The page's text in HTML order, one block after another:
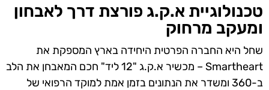
טכנולוגיית א.ק.ג פורצת דרך לאבחון
ומעקב מרחוק
שחל היא החברה הפרטית היחידה בארץ המספקת את
Smartheart – מכשיר א.ק.ג "12 ליד" חכם המאבחן את הלב
ב-360 ומשדר את הנתונים בזמן אמת למוקד הרפואי של